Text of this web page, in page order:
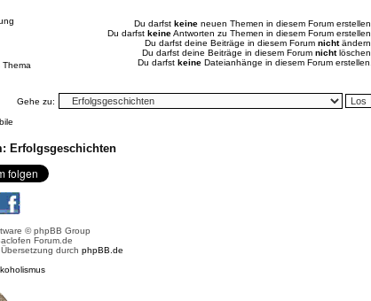
Thema
Du darfst keine neuen Themen in diesem Forum erstellen.
Du darfst keineAntworten zu Themen in diesem Forum erstellen.
Du darfst deine Beiträge in diesem Forum nichtändern.
Du darfst deine Beiträge in diesem Forum nichtlöschen.
Du darfst keine Dateianhänge in diesem Forum erstellen.
Gehe zu:
Erfolgsgeschichten
© phpBB Group
Forum.de
durch phpBB.de